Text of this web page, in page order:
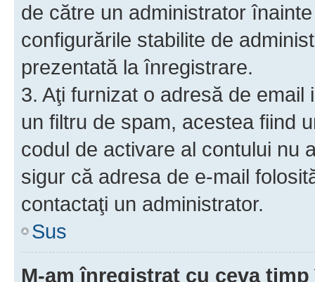
de către un administrator
configurările stabilite de
prezentată la înregistrare.
3. Aţi furnizat o adresă de
un filtru de spam, acestea fiind
codul de activare al contului nu
sigur că adresa de e-mail
contactaţi un administrator.
Sus
M-am înregistrat cu ceva